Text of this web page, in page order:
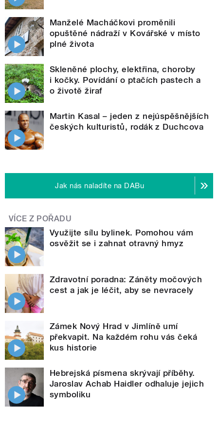
Manželé Macháčkovi proměnili
opuštěné nádraží v Kovářské v místo
plné života
Skleněné plochy, elektřina, choroby
i kočky. Povídání o ptačích pastech a
o životě žiraf
Martin Kasal – jeden z nejúspěšnějších
českých kulturistů, rodák z Duchcova
Jak nás naladíte na DABu
VÍCE Z POŘADU
Využijte sílu bylinek. Pomohou vám
osvěžit se i zahnat otravný hmyz
Zdravotní poradna: Záněty močových
cest a jak je léčit, aby se nevracely
Zámek Nový Hrad v Jimlíně umí
překvapit. Na každém rohu vás čeká
kus historie
Hebrejská písmena skrývají příběhy.
Jaroslav Achab Haidler odhaluje jejich
symboliku